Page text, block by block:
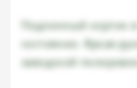
Подлинный кортик
состоянии. Яркая
заводской